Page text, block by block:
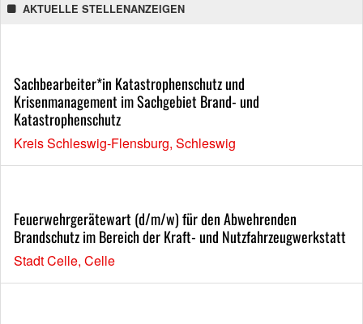
AKTUELLE STELLENANZEIGEN
Sachbearbeiter*in Katastrophenschutz und
Krisenmanagement im Sachgebiet Brand- und
Katastrophenschutz
Kreis Schleswig-Flensburg, Schleswig
Feuerwehrgerätewart (d/m/w) für den Abwehrenden
Brandschutz im Bereich der Kraft- und Nutzfahrzeugwerkstatt
Stadt Celle, Celle